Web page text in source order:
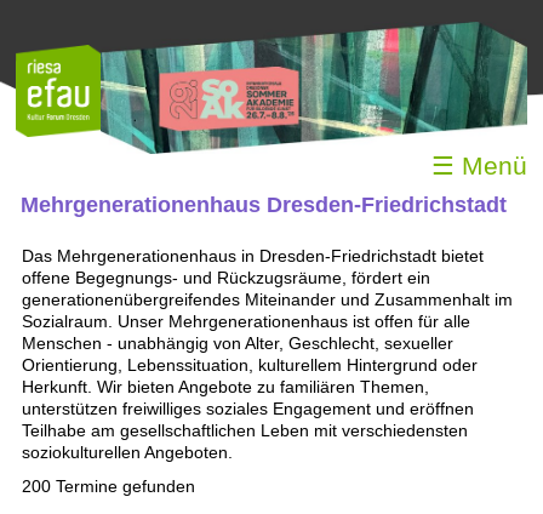
☰ Menü
Mehrgenerationenhaus Dresden-Friedrichstadt
Das Mehrgenerationenhaus in Dresden-Friedrichstadt bietet
offene Begegnungs- und Rückzugsräume, fördert ein
generationenübergreifendes Miteinander und Zusammenhalt im
Sozialraum. Unser Mehrgenerationenhaus ist offen für alle
Menschen - unabhängig von Alter, Geschlecht, sexueller
Orientierung, Lebenssituation, kulturellem Hintergrund oder
Herkunft. Wir bieten Angebote zu familiären Themen,
unterstützen freiwilliges soziales Engagement und eröffnen
Teilhabe am gesellschaftlichen Leben mit verschiedensten
soziokulturellen Angeboten.
200 Termine gefunden